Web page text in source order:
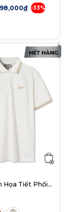
-33%
Họa Tiết Phối
Form Regular